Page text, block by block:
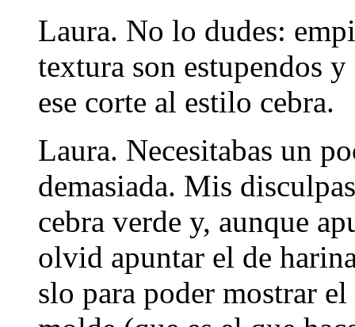
Laura. No lo dudes:
textura son estupendos
ese corte al estilo cebra.
Laura. Necesitabas un
demasiada. Mis
cebra verde y, aunque
olvid apuntar el de
slo para poder mostrar